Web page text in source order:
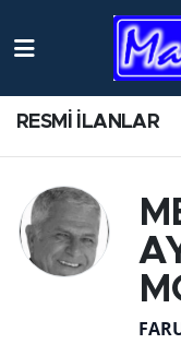
RESMİ İLANLAR